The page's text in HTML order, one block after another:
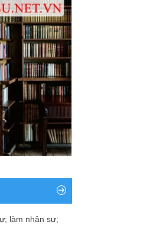
; làm nhân sự;